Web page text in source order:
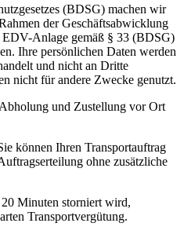
(BDSG) machen wir
der Geschäftsabwicklung
Anlage gemäß § 33 (BDSG)
Ihre persönlichen Daten werden
und nicht an Dritte
nicht für andere Zwecke genutzt.
und Zustellung vor Ort
können Ihren Transportauftrag
ohne zusätzliche
Minuten storniert wird,
Transportvergütung.